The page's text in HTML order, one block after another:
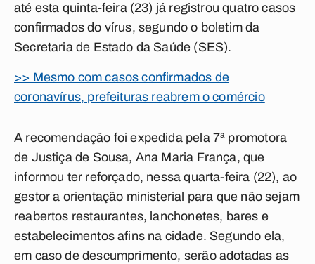
até esta quinta-feira (23) já registrou quatro casos
confirmados do vírus, segundo o boletim da
Secretaria de Estado da Saúde (SES).
>> Mesmo com casos confirmados de
coronavírus, prefeituras reabrem o comércio
A recomendação foi expedida pela 7ª promotora
de Justiça de Sousa, Ana Maria França, que
informou ter reforçado, nessa quarta-feira (22), ao
gestor a orientação ministerial para que não sejam
reabertos restaurantes, lanchonetes, bares e
estabelecimentos afins na cidade. Segundo ela,
em caso de descumprimento, serão adotadas as